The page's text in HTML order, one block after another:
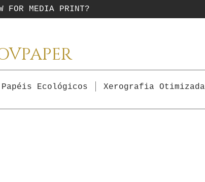
FOR MEDIA PRINT?
Papéis Ecológicos Xerografia Otimizada